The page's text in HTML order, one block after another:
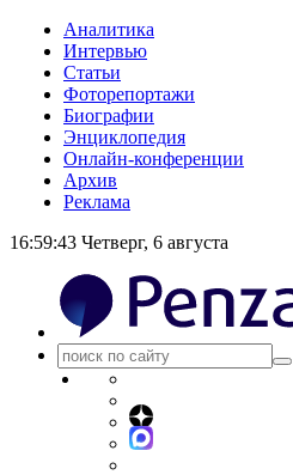
Аналитика
Интервью
Статьи
Фоторепортажи
Биографии
Энциклопедия
Онлайн-конференции
Архив
Реклама
16:59:44 Четверг, 6 августа